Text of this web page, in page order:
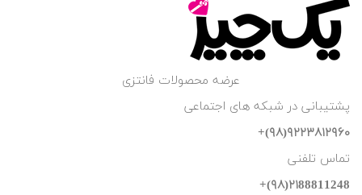
عرضه محصولات فانتزی
پشتیبانی در شبکه های اجتماعی
۹۲۲۳۸۱۲۹۶۰(۹۸)+
تماس تلفنی
۲۱88811248(۹۸)+